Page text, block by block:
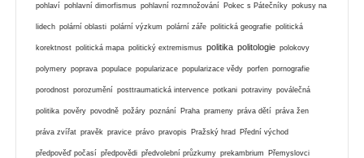
pohlaví pohlavní dimorfismus pohlavní rozmnožování Pokec s Pátečníky pokusy na
lidech polární oblasti polární výzkum polární záře politická geografie politická
korektnost politická mapa politický extremismus politika politologie polokovy
polymery poprava populace popularizace popularizace vědy porfen pornografie
porodnost porozumění posttraumatická intervence potkani potraviny poválečná
politika pověry povodně požáry poznání Praha prameny práva dětí práva žen
práva zvířat pravěk pravice právo pravopis Pražský hrad Přední východ
předpověď počasí předpovědi předvolební průzkumy prekambrium Přemyslovci